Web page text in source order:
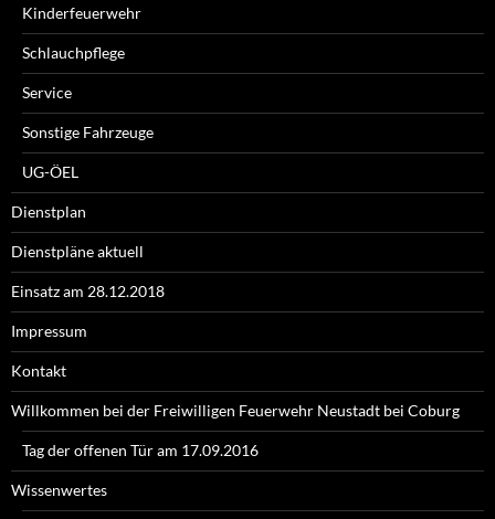
Kinderfeuerwehr
Schlauchpflege
Service
Sonstige Fahrzeuge
UG-ÖEL
Dienstplan
Dienstpläne aktuell
Einsatz am 28.12.2018
Impressum
Kontakt
Willkommen bei der Freiwilligen Feuerwehr Neustadt bei Coburg
Tag der offenen Tür am 17.09.2016
Wissenwertes